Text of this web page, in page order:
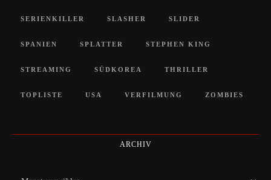
SERIENKILLER SLASHER SLIDER
SPANIEN SPLATTER STEPHEN KING
STREAMING SÜDKOREA THRILLER
TOPLISTE USA VERFILMUNG ZOMBIES
ARCHIV
Archiv